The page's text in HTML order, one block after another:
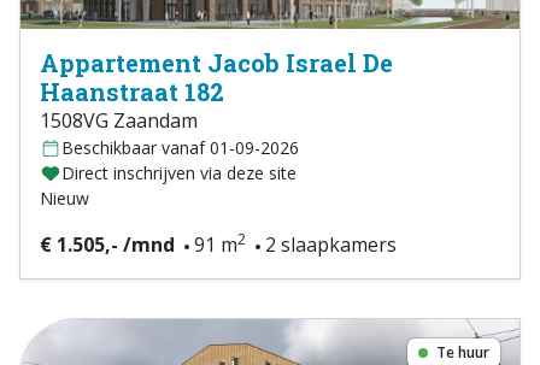
Appartement Jacob Israel De
Haanstraat 182
1508VG Zaandam
Beschikbaar vanaf 01-09-2026
Direct inschrijven via deze site
Nieuw
€ 1.505,- /mnd 91 m2 2 slaapkamers
Te huur